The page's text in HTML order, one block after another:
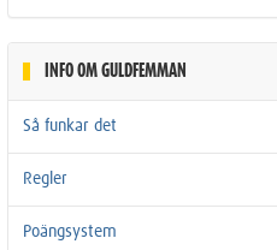
INFO OM GULDFEMMAN
Så funkar det
Regler
Poängsystem